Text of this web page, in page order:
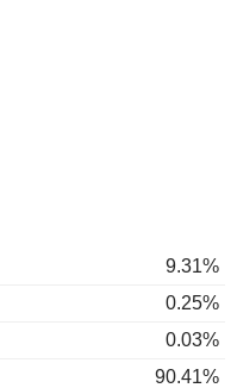
9.31%
0.25%
0.03%
90.41%